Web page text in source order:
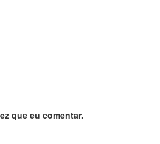
que eu comentar.